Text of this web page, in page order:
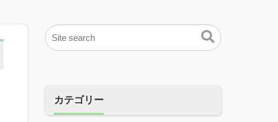
カテゴリー